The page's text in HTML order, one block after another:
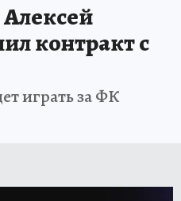
контракт с
играть за ФК